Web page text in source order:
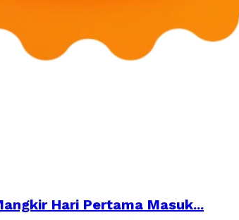
Hari Pertama Masuk...